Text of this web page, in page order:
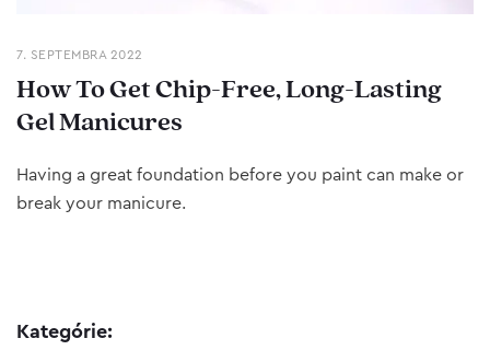
7. SEPTEMBRA 2022
How To Get Chip-Free, Long-Lasting
Gel Manicures
Having a great foundation before you paint can make or
break your manicure.
Kategórie: